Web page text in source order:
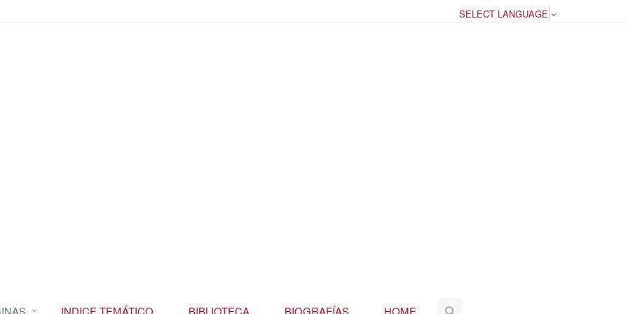
SELECT LANGUAGE
INDICE TEMÁTICO BIBLIOTECA BIOGRAFÍAS HOME